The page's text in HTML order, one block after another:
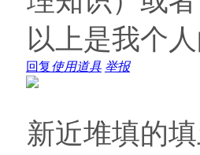
以上是我个
回复使用道具 举报
新近堆填的